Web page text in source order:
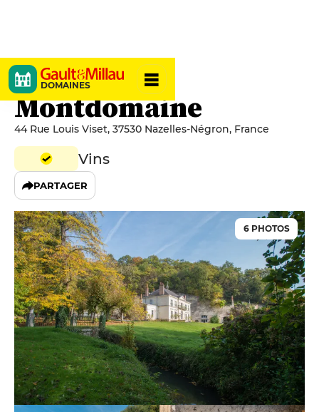
DOMAINES
Château de
Montdomaine
44 Rue Louis Viset, 37530 Nazelles-Négron, France
Vins
PARTAGER
6 PHOTOS